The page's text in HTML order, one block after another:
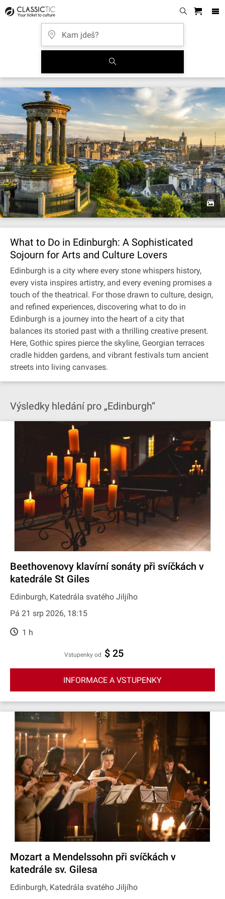
What to Do in Edinburgh: A Sophisticated
Sojourn for Arts and Culture Lovers
Edinburgh is a city where every stone whispers history,
every vista inspires artistry, and every evening promises a
touch of the theatrical. For those drawn to culture, design,
and refined experiences, discovering what to do in
Edinburgh is a journey into the heart of a city that
balances its storied past with a thrilling creative present.
Here, Gothic spires pierce the skyline, Georgian terraces
cradle hidden gardens, and vibrant festivals turn ancient
streets into living canvases.
Výsledky hledání pro „Edinburgh“
Beethovenovy klavírní sonáty při svíčkách v
katedrále St Giles
Edinburgh, Katedrála svatého Jiljího
Pá 21 srp 2026, 18:15
1 h
Vstupenky od $ 25
INFORMACE A VSTUPENKY
Mozart a Mendelssohn při svíčkách v
katedrále sv. Gilesa
Edinburgh, Katedrála svatého Jiljího